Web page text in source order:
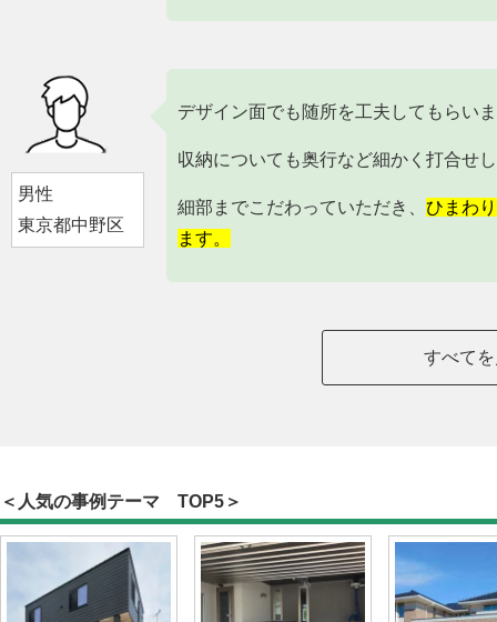
男性
東京都中野区
デザイン面でも随所を工夫してもらい
収納についても奥行など細かく打合せ
細部までこだわっていただき、 ひまわ
ます。
すべて
＜人気の事例テーマ TOP5＞